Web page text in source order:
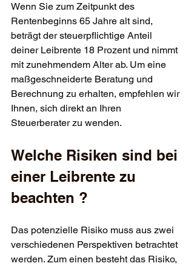
Wenn Sie zum Zeitpunkt des
Rentenbeginns 65 Jahre alt sind,
beträgt der steuerpflichtige Anteil
deiner Leibrente 18 Prozent und nimmt
mit zunehmendem Alter ab. Um eine
maßgeschneiderte Beratung und
Berechnung zu erhalten, empfehlen wir
Ihnen, sich direkt an Ihren
Steuerberater zu wenden.
Welche Risiken sind bei
einer Leibrente zu
beachten ?
Das potenzielle Risiko muss aus zwei
verschiedenen Perspektiven betrachtet
werden. Zum einen besteht das Risiko,